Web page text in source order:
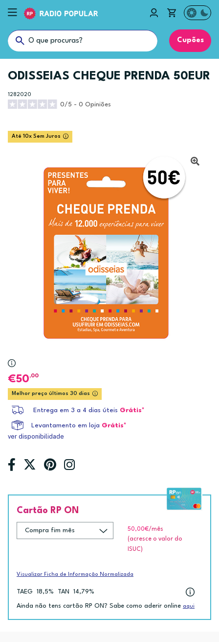
Cupões
ODISSEIAS CHEQUE PRENDA 50EUR
1282020
0/5 - 0 Opiniões
Até 10x Sem Juros
50,00
Melhor preço últimos 30 dias
Entrega em 3 a 4 dias úteis Grátis*
Levantamento em loja Grátis*
ver disponibilidade
Cartão RP ON
50,00€/mês
(acresce o valor do
ISUC)
Visualizar Ficha de Informação Normalizada
TAEG 18,5% TAN 14,79%
Ainda não tens cartão RP ON? Sabe como aderir online aqui